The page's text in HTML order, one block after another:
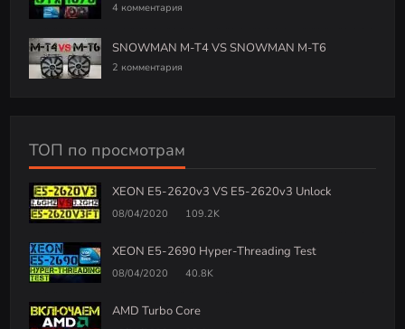
4 комментария
SNOWMAN M-T4 VS SNOWMAN M-T6
2 комментария
ТОП по просмотрам
XEON E5-2620v3 VS E5-2620v3 Unlock
08/04/2020 109.2K
XEON E5-2690 Hyper-Threading Test
08/04/2020 40.8K
AMD Turbo Core